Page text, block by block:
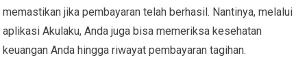
memastikan jika pembayaran telah berhasil. Nantinya, melalui
aplikasi Akulaku, Anda juga bisa memeriksa kesehatan
keuangan Anda hingga riwayat pembayaran tagihan.